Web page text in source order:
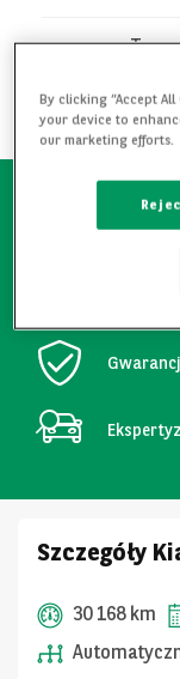
wszystkie
Ten
Pierwszy
Szczegóły
30 168 km
By clicking “Accept
your device to
our marketing efforts.